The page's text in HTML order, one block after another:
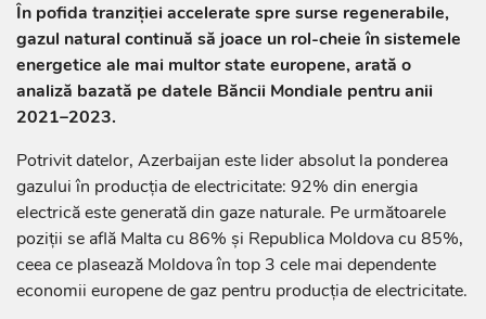
În pofida tranziției accelerate spre surse regenerabile,
gazul natural continuă să joace un rol-cheie în sistemele
energetice ale mai multor state europene, arată o
analiză bazată pe datele Băncii Mondiale pentru anii
2021–2023.
Potrivit datelor, Azerbaijan este lider absolut la ponderea
gazului în producția de electricitate: 92% din energia
electrică este generată din gaze naturale. Pe următoarele
poziții se află Malta cu 86% și Republica Moldova cu 85%,
ceea ce plasează Moldova în top 3 cele mai dependente
economii europene de gaz pentru producția de electricitate.